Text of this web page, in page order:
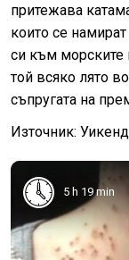
притежава
които се
си към морските
той всяко лято
съпругата на
Източник: Уикенд
5 h 19 min